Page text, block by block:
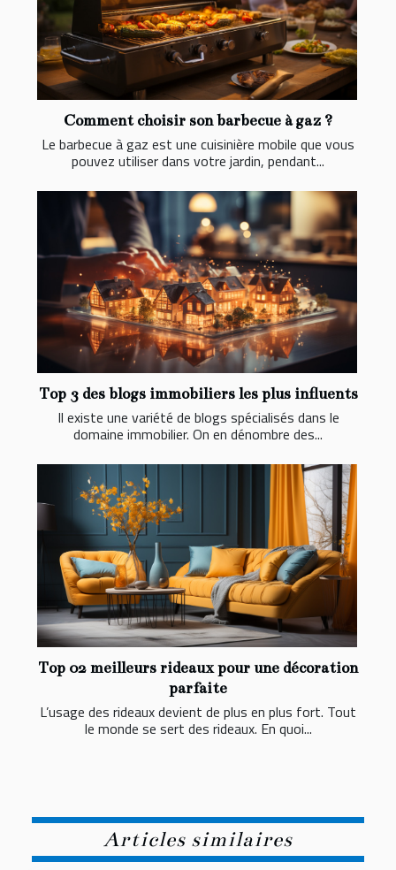
Comment choisir son barbecue à gaz ?
Le barbecue à gaz est une cuisinière mobile que vous
pouvez utiliser dans votre jardin, pendant...
Top 3 des blogs immobiliers les plus influents
Il existe une variété de blogs spécialisés dans le
domaine immobilier. On en dénombre des...
Top 02 meilleurs rideaux pour une décoration
parfaite
L’usage des rideaux devient de plus en plus fort. Tout
le monde se sert des rideaux. En quoi...
Articles similaires